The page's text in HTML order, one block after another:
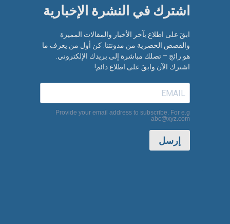
اشترك في النشرة الإخبارية​
ابقَ على اطلاع بآخر الأخبار والمقالات المميزة
والقصص الحصرية من مدونتنا. كن أول من يعرف ما
هو رائج – تصلك مباشرة إلى بريدك الإلكتروني.
اشترك الآن وابقَ على اطلاع دائم!
Provide your email address to subscribe. For e.g
abc@xyz.com
إرسل